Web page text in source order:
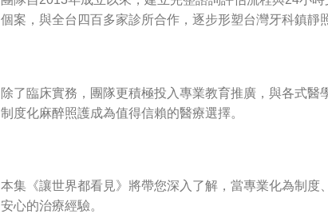
個案，與全台四百多家診所合作，逐步形塑台灣牙科鎮靜
除了臨床實務，團隊更積極投入專業教育推廣，與各式
制度化麻醉照護成為值得信賴的醫療選擇。
本集《讓世界都看見》將帶您深入了解，當專業化為制
安心的治療經驗。